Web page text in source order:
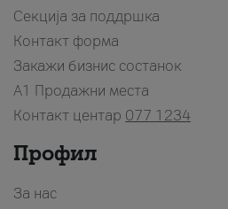
Секција за поддршка
Контакт форма
Закажи бизнис состанок
A1 Продажни места
Контакт центар 077 1234
Профил
За нас